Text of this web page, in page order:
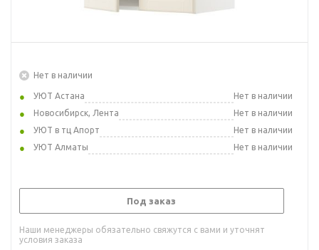
Нет в наличии
УЮТ Астана
Нет в наличии
Новосибирск, Лента
Нет в наличии
УЮТ в тц Апорт
Нет в наличии
УЮТ Алматы
Нет в наличии
Под заказ
Наши менеджеры обязательно свяжутся с вами и уточнят
условия заказа